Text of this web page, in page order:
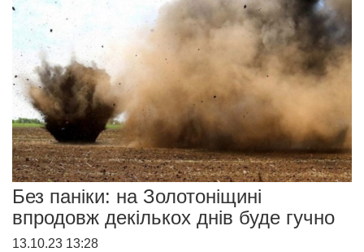
Без паніки: на Золотоніщині
впродовж декількох днів буде гучно
13.10.23 13:28